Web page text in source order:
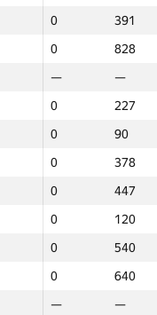
0
391
0
828
—
—
0
227
0
90
0
378
0
447
0
120
0
540
0
640
—
—
0
391
0
828
—
—
0
227
0
90
0
378
0
447
0
120
0
540
0
640
—
—